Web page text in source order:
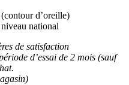
d’oreille)
national
de satisfaction
d’essai de 2 mois (sauf